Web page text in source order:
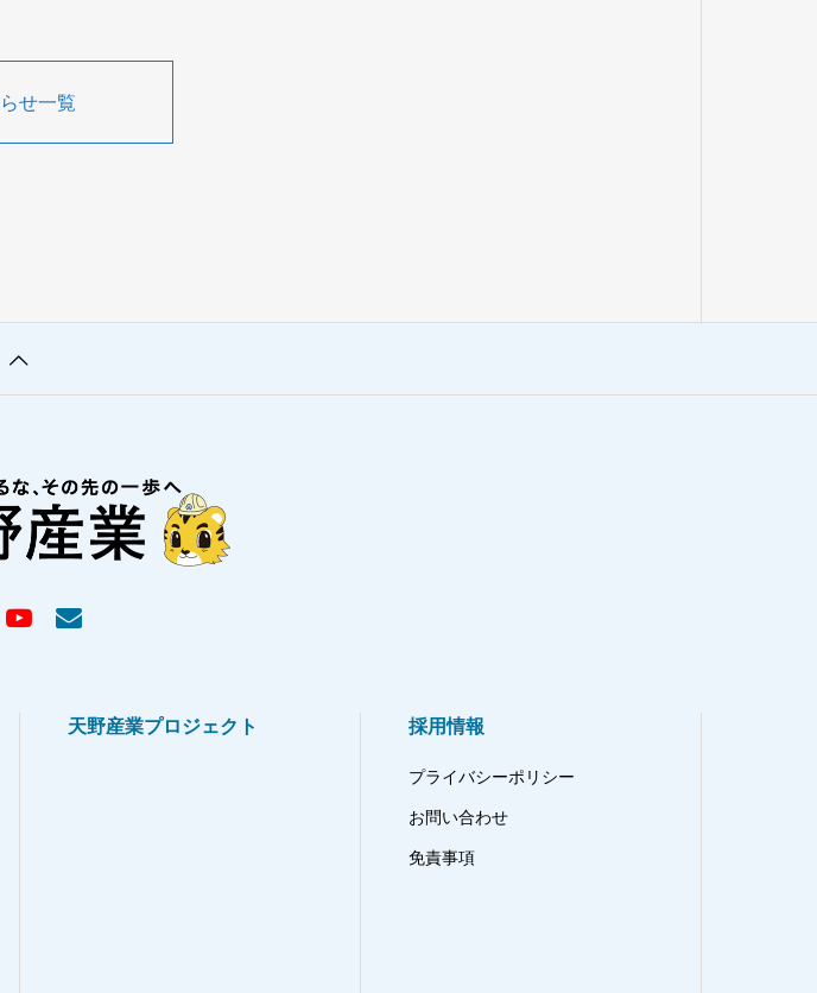
せ一覧
天野産業プロジェクト 採用情報
プライバシーポリシー
お問い合わせ
免責事項